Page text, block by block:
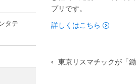
プリです。
詳しくはこちら
東京リスマチックが「
タテ